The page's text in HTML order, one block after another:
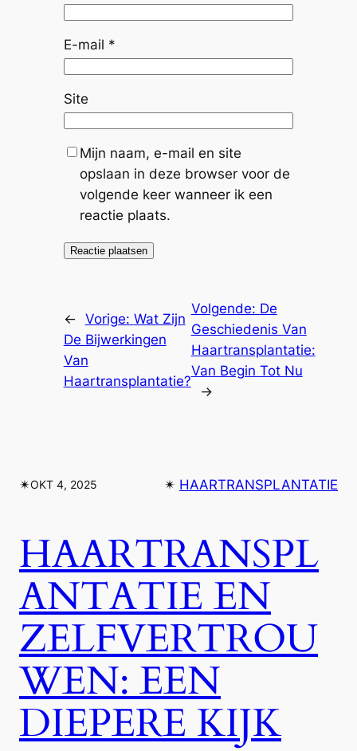
E-mail *
Site
Mijn naam, e-mail en site
opslaan in deze browser voor de
volgende keer wanneer ik een
reactie plaats.
← Vorige: Wat Zijn
De Bijwerkingen
Van
Haartransplantatie?
Volgende: De
Geschiedenis Van
Haartransplantatie:
Van Begin Tot Nu
→
✴︎OKT 4, 2025 ✴︎ HAARTRANSPLANTATIE
HAARTRANSPL
ANTATIE EN
ZELFVERTROU
WEN: EEN
DIEPERE KIJK